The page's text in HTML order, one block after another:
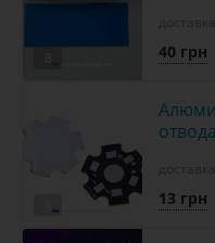
40 грн
13 грн